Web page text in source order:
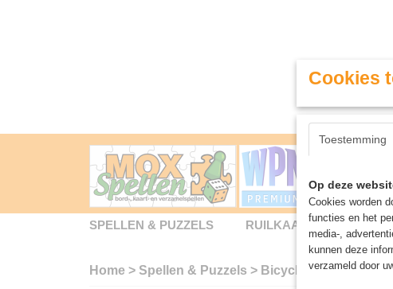
SPELLEN & PUZZELS RUILKAARTEN
Home > Spellen & Puzzels > Bicycle Villains
Cookies
Toestemming
Op deze
Cookies worden
functies en het
media-,
kunnen deze
verzameld door